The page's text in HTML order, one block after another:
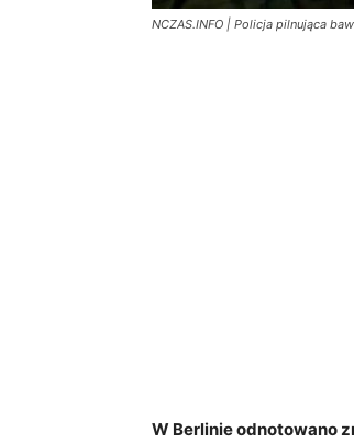
NCZAS.INFO | Policja pilnująca
W Berlinie odnotowano